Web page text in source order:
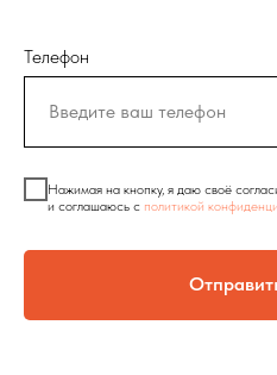
Телефон
Нажимая на кнопку, я даю своё
и соглашаюсь c политикой